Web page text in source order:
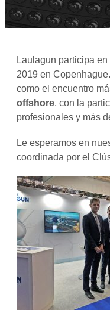
Laulagun participa en
2019 en
como el encuentro
offshore, con la
profesionales y más
Le esperamos en
coordinada por el